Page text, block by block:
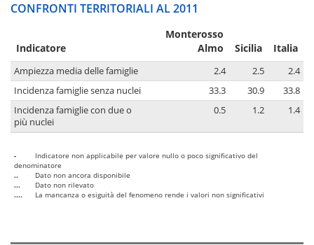
CONFRONTI TERRITORIALI AL 2011
Indicatore
Monterosso
Almo
Sicilia Italia
Ampiezza media delle famiglie 2.4 2.5
2.4
Incidenza famiglie senza nuclei
33.3 30.9
33.8
Incidenza famiglie con due o
più nuclei
0.5 1.2 1.4
-
Indicatore non applicabile per valore nullo o poco significativo del
denominatore
..
Dato non ancora disponibile
...
Dato non rilevato
....
La mancanza o esiguità del fenomeno rende i valori non significativi